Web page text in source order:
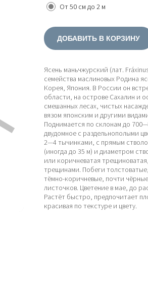
От 50 см до 2 м
ДОБАВИТЬ В КОРЗИНУ
Ясень маньчжурский (лат.
семейства маслиновых Родина
Корея, Япония. В России он
области, на острове Сахалин и
смешанных лесах, чистых
вязом японским и другими
Поднимается по склонам до
двудомное с раздельнополыми
2—4 тычинками, с прямым
(иногда до 35 м) и диаметром
или коричневатая
трещинами. Побеги
тёмно-коричневые, почти
листочков. Цветение в мае, до
Растёт быстро, предпочитает
красивая по текстуре и цвету.